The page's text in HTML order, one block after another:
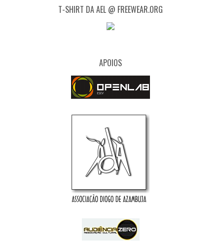
T-SHIRT DA AEL @ FREEWEAR.ORG
APOIOS